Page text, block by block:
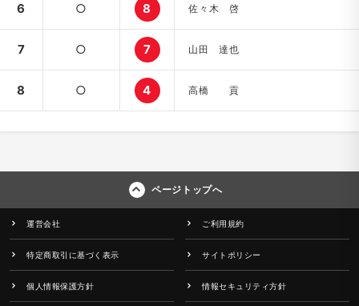
6 ○ 8 佐々木 啓
7 ○ 7 山田 達也
8 ○ 4 高橋 貢
ページトップへ
運営会社 ご利用規約
特定商取引に基づく表示 サイトポリシー
個人情報保護方針 情報セキュリティ方針